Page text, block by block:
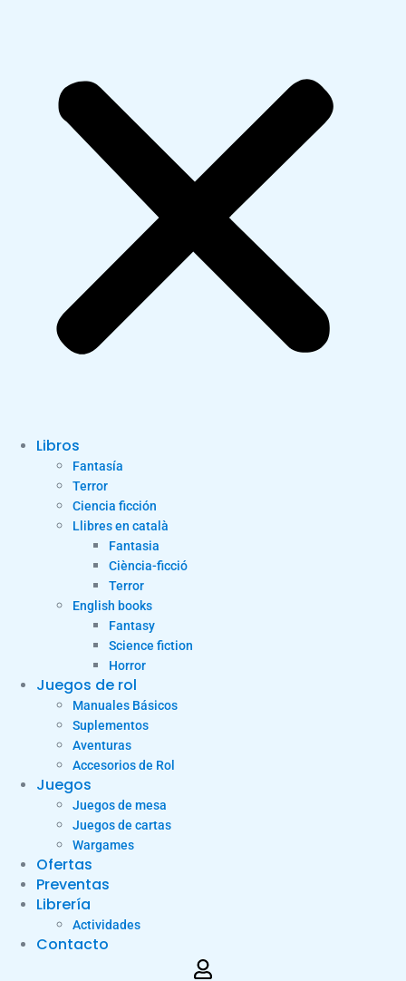
Libros
Fantasía
Terror
Ciencia ficción
Llibres en català
Fantasia
Ciència-ficció
Terror
English books
Fantasy
Science fiction
Horror
Juegos de rol
Manuales Básicos
Suplementos
Aventuras
Accesorios de Rol
Juegos
Juegos de mesa
Juegos de cartas
Wargames
Ofertas
Preventas
Librería
Actividades
Contacto